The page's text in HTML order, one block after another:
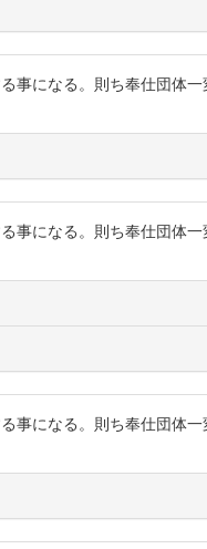
事になる。則ち奉仕団体
事になる。則ち奉仕団体
事になる。則ち奉仕団体